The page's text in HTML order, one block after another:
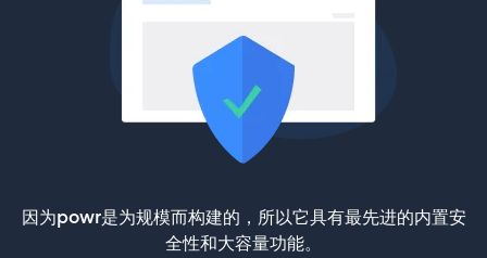
因为powr是为规模而构建的，所以它具有最先进的内置安
全性和大容量功能。